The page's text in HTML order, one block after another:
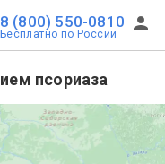
8 (800) 550-0810
Бесплатно по России
псориаза